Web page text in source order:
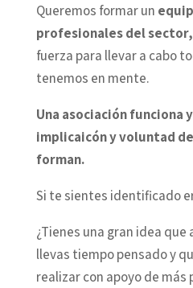
Queremos formar un
profesionales del sector,
fuerza para llevar a cabo
tenemos en mente.
Una asociación funciona
implicaicón y voluntad
forman.
Si te sientes identificado
¿Tienes una gran idea que
llevas tiempo pensado y
realizar con apoyo de más